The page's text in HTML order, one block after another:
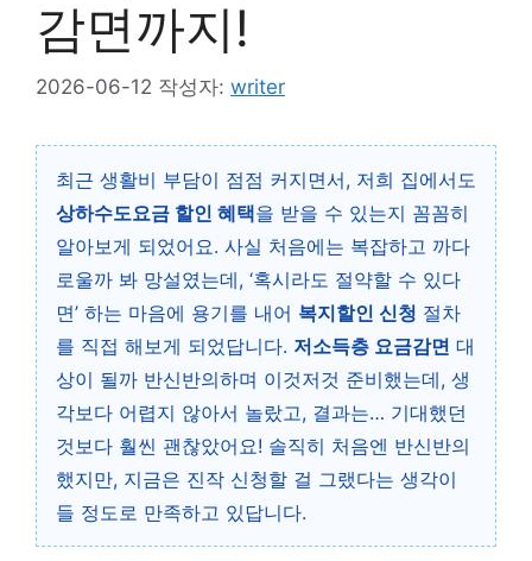
감면까지!
2026-06-12 작성자: writer
최근 생활비 부담이 점점 커지면서, 저희 집에서도
상하수도요금 할인 혜택을 받을 수 있는지 꼼꼼히
알아보게 되었어요. 사실 처음에는 복잡하고 까다
로울까 봐 망설였는데, ‘혹시라도 절약할 수 있다
면’ 하는 마음에 용기를 내어 복지할인 신청 절차
를 직접 해보게 되었답니다. 저소득층 요금감면 대
상이 될까 반신반의하며 이것저것 준비했는데, 생
각보다 어렵지 않아서 놀랐고, 결과는… 기대했던
것보다 훨씬 괜찮았어요! 솔직히 처음엔 반신반의
했지만, 지금은 진작 신청할 걸 그랬다는 생각이
들 정도로 만족하고 있답니다.